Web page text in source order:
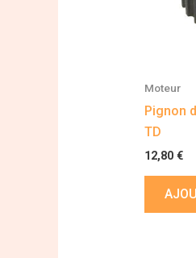
Moteur
Pignon
TD
12,80 €